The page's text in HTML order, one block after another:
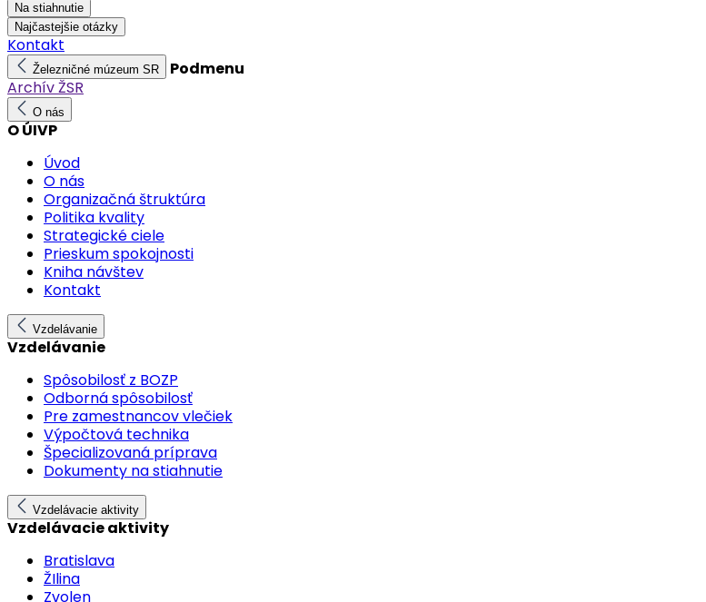
Na stiahnutie
Najčastejšie otázky
Kontakt
Železničné múzeum SR
Podmenu
Archív ŽSR
O nás
O ÚIVP
Úvod
O nás
Organizačná štruktúra
Politika kvality
Strategické ciele
Prieskum spokojnosti
Kniha návštev
Kontakt
Vzdelávanie
Vzdelávanie
Spôsobilosť z BOZP
Odborná spôsobilosť
Pre zamestnancov vlečiek
Výpočtová technika
Špecializovaná príprava
Dokumenty na stiahnutie
Vzdelávacie aktivity
Vzdelávacie aktivity
Bratislava
ŽIlina
Zvolen